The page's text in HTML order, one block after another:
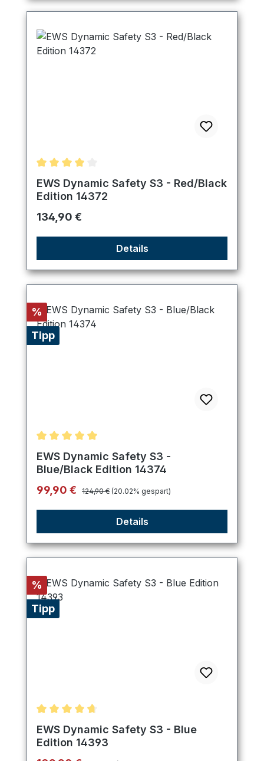
Durchschnittliche Bewertung von 4 von 5 Sternen
EWS Dynamic Safety S3 - Red/Black
Edition 14372
Regulärer Preis:
134,90 €
Details
Rabatt
%
Tipp
Durchschnittliche Bewertung von 5 von 5 Sternen
EWS Dynamic Safety S3 -
Blue/Black Edition 14374
Verkaufspreis:
99,90 € Regulärer Preis:
124,90 € (20.02% gespart)
Details
Rabatt
%
Tipp
Durchschnittliche Bewertung von 4.8 von 5
EWS Dynamic Safety S3 - Blue
Edition 14393